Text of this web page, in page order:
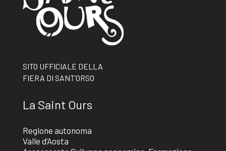
SITO UFFICIALE DELLA
FIERA DI SANT’ORSO
La Saint Ours
Regione autonoma
Valle d’Aosta